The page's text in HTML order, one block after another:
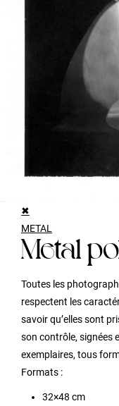
✖
METAL
Metal
Toutes les
respectent les
savoir qu’elles sont
son contrôle, signées
exemplaires, tous
Formats :
32×48 cm